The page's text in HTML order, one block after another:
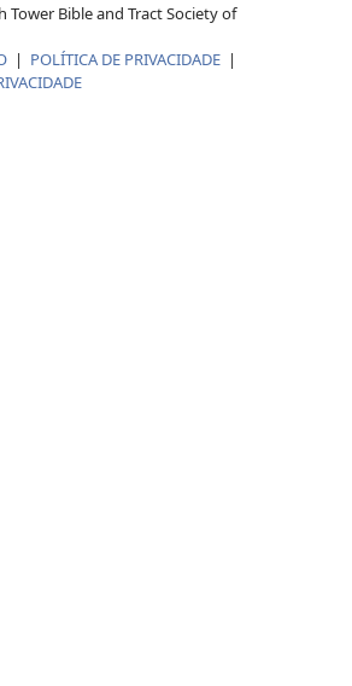
Tower Bible and Tract Society of
| POLÍTICA DE PRIVACIDADE |